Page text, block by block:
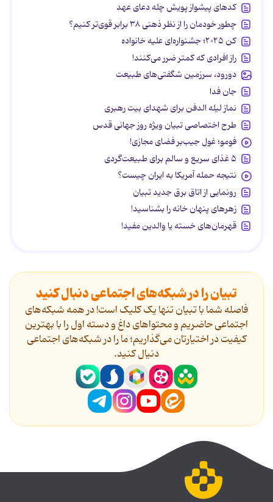
کدهای پیشواز پویش چله دعای عهد
چطور خودمان را از نظر ذهنی ۳۸ برابر قوی‌تر کنیم؟
کن ۲۰۲۵؛ جشنواره‌ای علیه خانواده
راز افرادی که کمتر ضرر می‌کنند!
دورود، سرزمین شگفتی‌های طبیعت
جان فدا
نماز لیله الدفن برای شهدای بیت رهبری
طرح اختصاصی تبیان ویژه روز جهانی قدس
فومو؛ غول جیب‌بر فضای مجازی!
۵ غذای سریع و سالم برای طبیعت‌گردی
نتیجه حمله آمریکا به ایران چیست؟
رونمایی از اتاق برق جدید تبیان
زهرهای پنهان خانه را بشناسید!
قهرمان‌های خسته یا والدین مفید!
تبیان را در شبکه‌های اجتماعی دنبال کنید
فاصله شما با تبیان تنها یک کلیک است! در همه شبکه‌های
اجتماعی حاضریم و محتواهای داغ و دسته اول را با بهترین
کیفیت در اختیارتان می‌گذاریم؛ ما را در شبکه‌های اجتماعی
دنیال کنید.